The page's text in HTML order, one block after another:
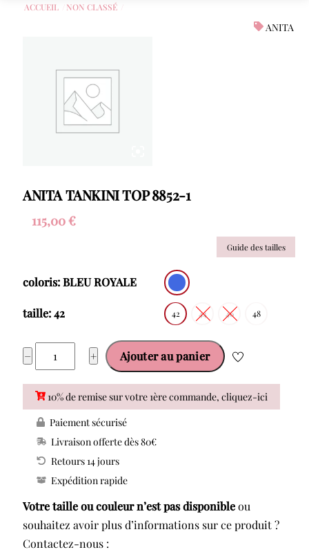
ACCUEIL NON CLASSÉ
ANITA
ANITA TANKINI TOP 8852-1
115,00€
Guide des tailles
coloris: BLEU ROYALE
taille: 42 42 44 46 48
−
quantité
de
ANITA
TANKINI
TOP
8852-
1
+ Ajouter au panier
10% de remise sur votre 1ère commande, cliquez-ici
Paiement sécurisé
Livraison offerte dès 80€
Retours 14 jours
Expédition rapide
Votre taille ou couleur n’est pas disponibleou
souhaitez avoir plus d’informations sur ce produit ?
Contactez-nous :